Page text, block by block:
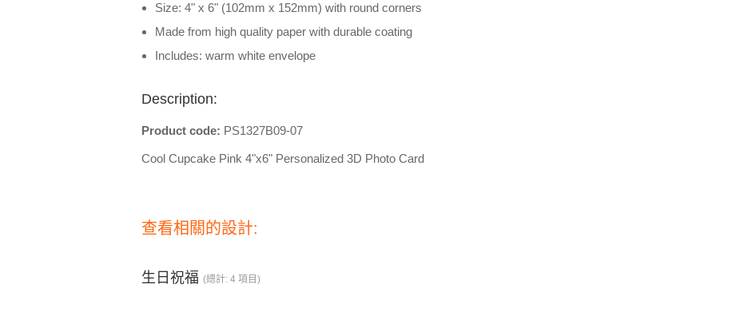
Size: 4" x 6" (102mm x 152mm) with round corners
Made from high quality paper with durable coating
Includes: warm white envelope
Description:
Product code: PS1327B09-07
Cool Cupcake Pink 4"x6" Personalized 3D Photo Card
查看相關的設計:
生日祝福 (總計: 4 項目)